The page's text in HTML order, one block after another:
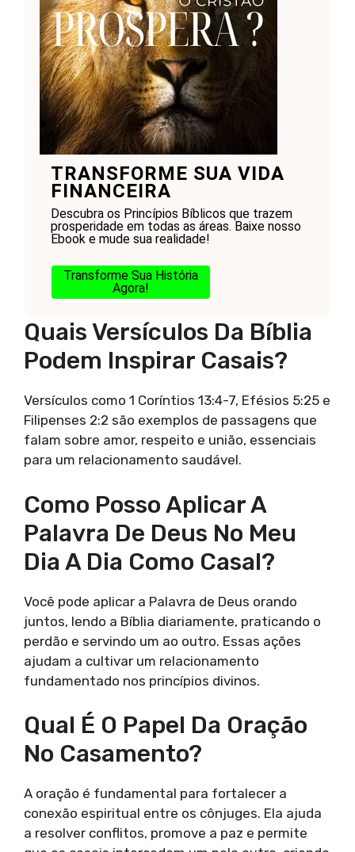
TRANSFORME SUA VIDA
FINANCEIRA
Descubra os Princípios Bíblicos que trazem
prosperidade em todas as áreas. Baixe nosso
Ebook e mude sua realidade!
Transforme Sua História
Agora!
Quais Versículos Da Bíblia
Podem Inspirar Casais?
Versículos como 1 Coríntios 13:4-7, Efésios 5:25 e
Filipenses 2:2 são exemplos de passagens que
falam sobre amor, respeito e união, essenciais
para um relacionamento saudável.
Como Posso Aplicar A
Palavra De Deus No Meu
Dia A Dia Como Casal?
Você pode aplicar a Palavra de Deus orando
juntos, lendo a Bíblia diariamente, praticando o
perdão e servindo um ao outro. Essas ações
ajudam a cultivar um relacionamento
fundamentado nos princípios divinos.
Qual É O Papel Da Oração
No Casamento?
A oração é fundamental para fortalecer a
conexão espiritual entre os cônjuges. Ela ajuda
a resolver conflitos, promove a paz e permite